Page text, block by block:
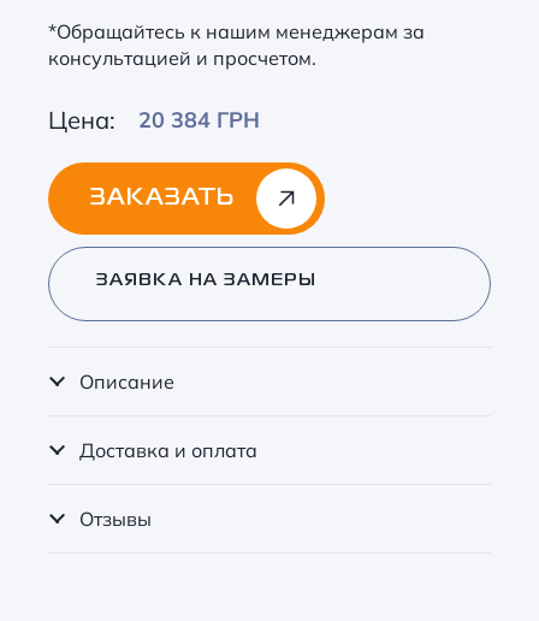
*Обращайтесь к нашим менеджерам за
консультацией и просчетом.
Цена: 20 384 ГРН
ЗАКАЗАТЬ
Alternative:
ЗАЯВКА НА ЗАМЕРЫ
Описание
Доставка и оплата
Отзывы